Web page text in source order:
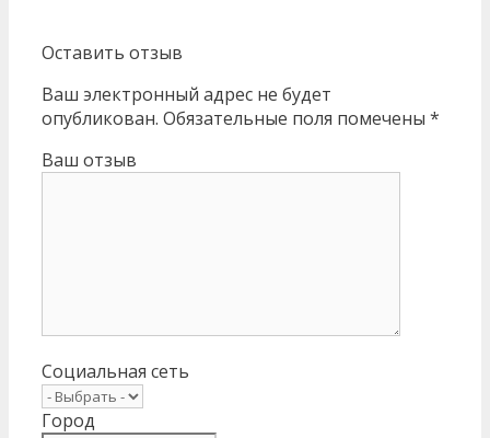
Оставить отзыв
Ваш электронный адрес не будет
опубликован. Обязательные поля помечены *
Ваш отзыв
Социальная сеть
Город